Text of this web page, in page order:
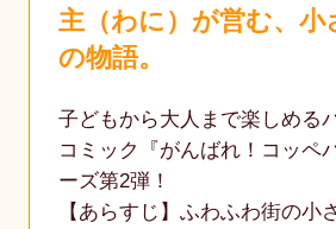
主（わに）が営む、小
の物語。
子どもから大人まで楽しめる
コミック『がんばれ！コッペ
ーズ第2弾！
【あらすじ】ふわふわ街の小